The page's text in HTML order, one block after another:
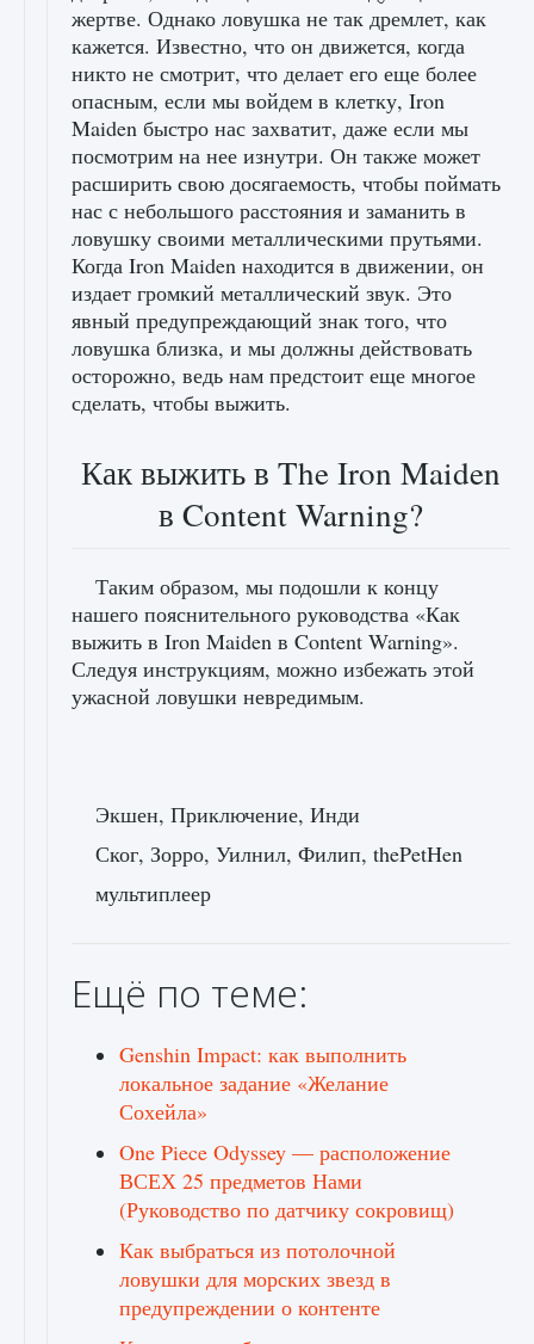
жертве. Однако ловушка не так дремлет, как
кажется. Известно, что он движется, когда
никто не смотрит, что делает его еще более
опасным, если мы войдем в клетку, Iron
Maiden быстро нас захватит, даже если мы
посмотрим на нее изнутри. Он также может
расширить свою досягаемость, чтобы поймать
нас с небольшого расстояния и заманить в
ловушку своими металлическими прутьями.
Когда Iron Maiden находится в движении, он
издает громкий металлический звук. Это
явный предупреждающий знак того, что
ловушка близка, и мы должны действовать
осторожно, ведь нам предстоит еще многое
сделать, чтобы выжить.
Как выжить в The Iron Maiden
в Content Warning?
Таким образом, мы подошли к концу
нашего пояснительного руководства «Как
выжить в Iron Maiden в Content Warning».
Следуя инструкциям, можно избежать этой
ужасной ловушки невредимым.
Экшен, Приключение, Инди
Ског, Зорро, Уилнил, Филип, thePetHen
мультиплеер
Ещё по теме:
Genshin Impact: как выполнить
локальное задание «Желание
Сохейла»
One Piece Odyssey — расположение
ВСЕХ 25 предметов Нами
(Руководство по датчику сокровищ)
Как выбраться из потолочной
ловушки для морских звезд в
предупреждении о контенте